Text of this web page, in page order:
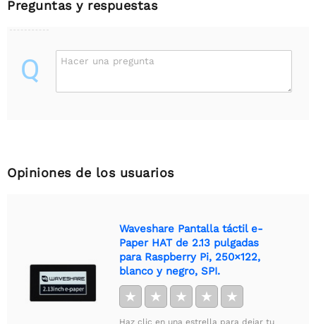
Preguntas y respuestas
Q Hacer una pregunta
Opiniones de los usuarios
Waveshare Pantalla táctil e-
Paper HAT de 2.13 pulgadas
para Raspberry Pi, 250×122,
blanco y negro, SPI.
★ ★ ★ ★ ★
Haz clic en una estrella para dejar tu